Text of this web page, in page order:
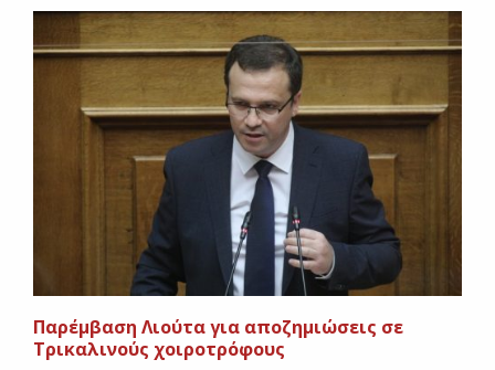
Παρέμβαση Λιούτα για αποζημιώσεις σε
Τρικαλινούς χοιροτρόφους